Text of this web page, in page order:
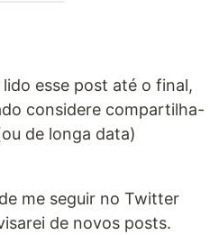
esse post até o final,
considere compartilha-
de longa data)
me seguir no Twitter
de novos posts.